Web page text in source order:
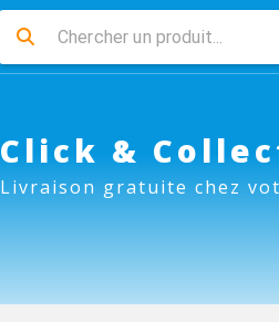
Click &
Livraison gratuite chez